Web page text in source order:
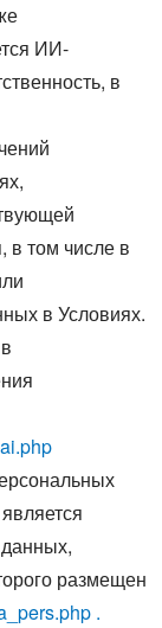
ИИ-
в
в том числе в
в Условиях.
размещен
.